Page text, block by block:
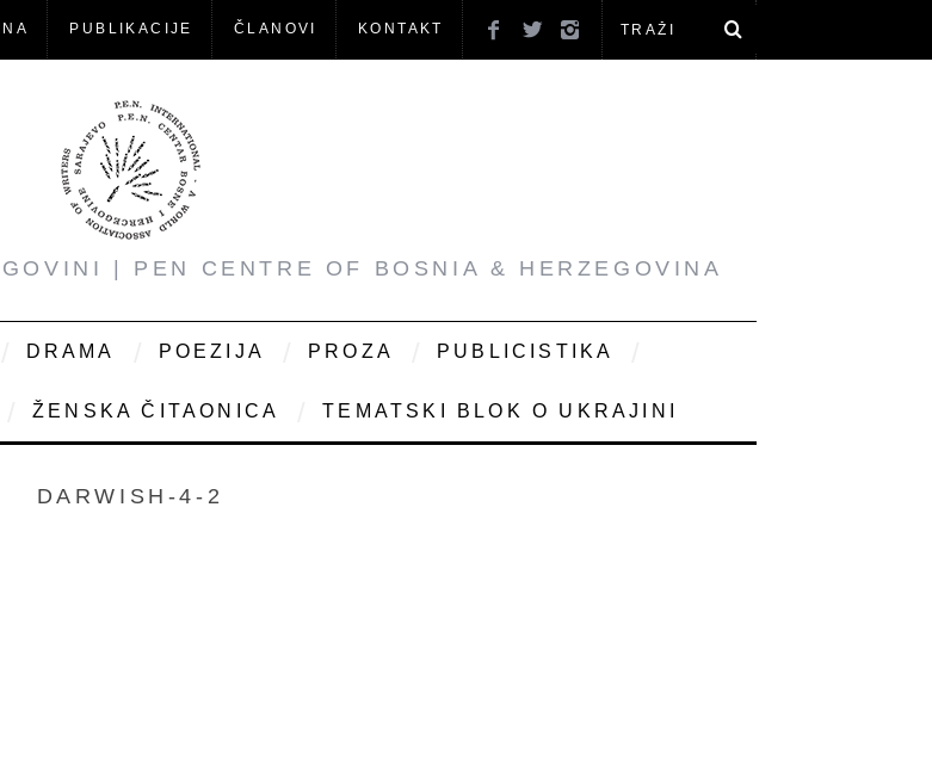
PUBLIKACIJE ČLANOVI KONTAKT
| PEN CENTRE OF BOSNIA & HERZEGOVINA
DRAMA POEZIJA PROZA PUBLICISTIKA
ŽENSKA ČITAONICA TEMATSKI BLOK O UKRAJINI
DARWISH-4-2